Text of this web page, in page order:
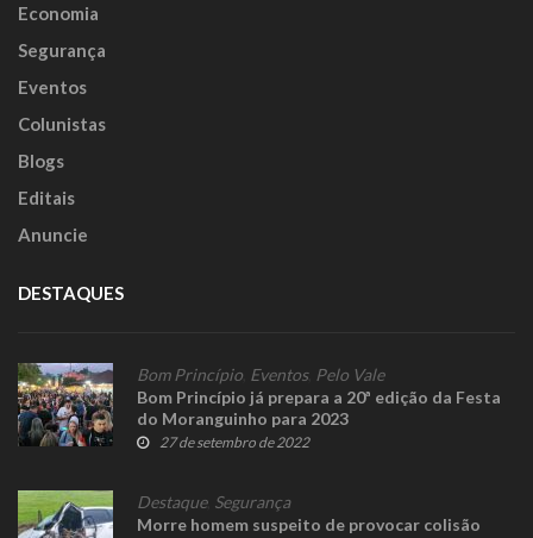
Economia
Segurança
Eventos
Colunistas
Blogs
Editais
Anuncie
DESTAQUES
Bom Princípio Eventos, Pelo Vale
Bom Princípio já prepara a 20ª edição da Festa
do Moranguinho para 2023
27 de setembro de 2022
Destaque, Segurança
Morre homem suspeito de provocar colisão